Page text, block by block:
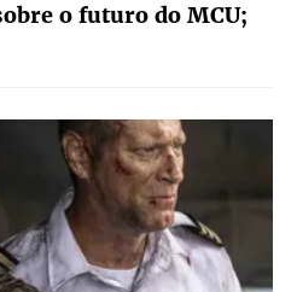
o futuro do MCU;